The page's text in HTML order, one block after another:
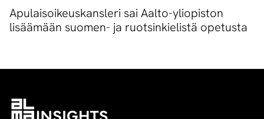
Apulaisoikeuskansleri sai Aalto-yliopiston
lisäämään suomen- ja ruotsinkielistä opetusta